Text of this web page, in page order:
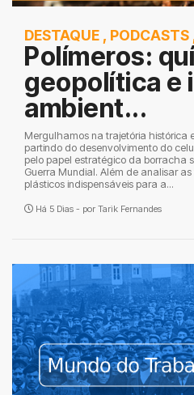
DESTAQUE , PODCASTS
Polímeros:
geopolítica e
ambient...
Mergulhamos na trajetória histórica
partindo do desenvolvimento do
pelo papel estratégico da borracha
Guerra Mundial. Além de analisar
plásticos indispensáveis para a...
Há 5 Dias - por Tarik Fernandes